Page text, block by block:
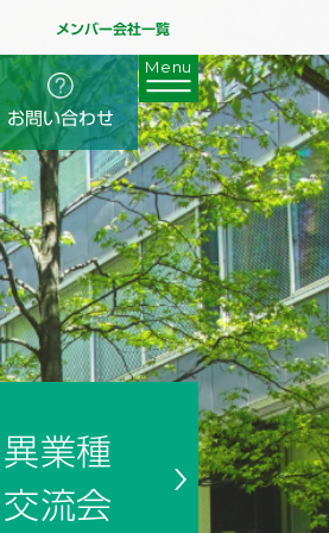
メンバー会社一覧
お問い合わせ
異業種
交流会